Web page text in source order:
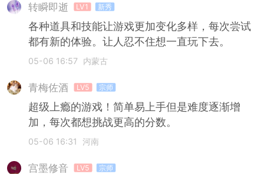
转瞬即逝 LV1 新秀
各种道具和技能让游戏更加变化多样，每次尝试
都有新的体验。让人忍不住想一直玩下去。
05-06 16:57 内蒙古
青梅佐酒 LV5 宗师
超级上瘾的游戏！简单易上手但是难度逐渐增
加，每次都想挑战更高的分数。
05-06 16:31 河南
宫墨修音 LV5 宗师